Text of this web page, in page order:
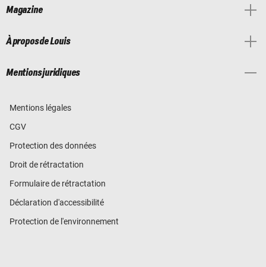
Magazine
À propos de Louis
Mentions juridiques
Mentions légales
CGV
Protection des données
Droit de rétractation
Formulaire de rétractation
Déclaration d'accessibilité
Protection de l'environnement